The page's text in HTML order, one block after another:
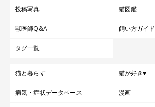
投稿写真 猫図鑑
獣医師Q&A 飼い方ガイド
タグ一覧
猫と暮らす 猫が好き♥
病気・症状データベース 漫画